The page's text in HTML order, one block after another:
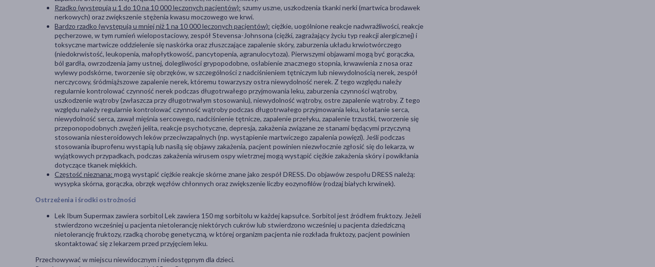
Rzadko (występują u 1 do 10 na 10 000 leczonych pacjentów): szumy uszne, uszkodzenia tkanki nerki (martwica brodawek
nerkowych) oraz zwiększenie stężenia kwasu moczowego we krwi.
Bardzo rzadko (występują u mniej niż 1 na 10 000 leczonych pacjentów): ciężkie, uogólnione reakcje nadwrażliwości, reakcje
pęcherzowe, w tym rumień wielopostaciowy, zespół Stevensa-Johnsona (ciężki, zagrażający życiu typ reakcji alergicznej) i
toksyczne martwicze oddzielenie się naskórka oraz złuszczające zapalenie skóry, zaburzenia układu krwiotwórczego
(niedokrwistość, leukopenia, małopłytkowość, pancytopenia, agranulocytoza). Pierwszymi objawami mogą być gorączka,
ból gardła, owrzodzenia jamy ustnej, dolegliwości grypopodobne, osłabienie znacznego stopnia, krwawienia z nosa oraz
wylewy podskórne, tworzenie się obrzęków, w szczególności z nadciśnieniem tętniczym lub niewydolnością nerek, zespół
nerczycowy, śródmiąższowe zapalenie nerek, któremu towarzyszy ostra niewydolność nerek. Z tego względu należy
regularnie kontrolować czynność nerek podczas długotrwałego przyjmowania leku, zaburzenia czynności wątroby,
uszkodzenie wątroby (zwłaszcza przy długotrwałym stosowaniu), niewydolność wątroby, ostre zapalenie wątroby. Z tego
względu należy regularnie kontrolować czynność wątroby podczas długotrwałego przyjmowania leku, kołatanie serca,
niewydolność serca, zawał mięśnia sercowego, nadciśnienie tętnicze, zapalenie przełyku, zapalenie trzustki, tworzenie się
przeponopodobnych zwężeń jelita, reakcje psychotyczne, depresja, zakażenia związane ze stanami będącymi przyczyną
stosowania niesteroidowych leków przeciwzapalnych (np. wystąpienie martwiczego zapalenia powięzi). Jeśli podczas
stosowania ibuprofenu wystąpią lub nasilą się objawy zakażenia, pacjent powinien niezwłocznie zgłosić się do lekarza, w
wyjątkowych przypadkach, podczas zakażenia wirusem ospy wietrznej mogą wystąpić ciężkie zakażenia skóry i powikłania
dotyczące tkanek miękkich.
Częstość nieznana: mogą wystąpić ciężkie reakcje skórne znane jako zespół DRESS. Do objawów zespołu DRESS należą:
wysypka skórna, gorączka, obrzęk węzłów chłonnych oraz zwiększenie liczby eozynofilów (rodzaj białych krwinek).
Ostrzeżenia i środki ostrożności
Lek Ibum Supermax zawiera sorbitol Lek zawiera 150 mg sorbitolu w każdej kapsułce. Sorbitol jest źródłem fruktozy. Jeżeli
stwierdzono wcześniej u pacjenta nietolerancję niektórych cukrów lub stwierdzono wcześniej u pacjenta dziedziczną
nietolerancję fruktozy, rzadką chorobę genetyczną, w której organizm pacjenta nie rozkłada fruktozy, pacjent powinien
skontaktować się z lekarzem przed przyjęciem leku.
Przechowywać w miejscu niewidocznym i niedostępnym dla dzieci.